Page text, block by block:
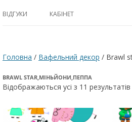
ВІДГУКИ КАБІНЕТ
Головна / Вафельний декор / Brawl
BRAWL STAR,МІНЬЙОНИ,ПЕППА
Відображаються усі з 11 результатів